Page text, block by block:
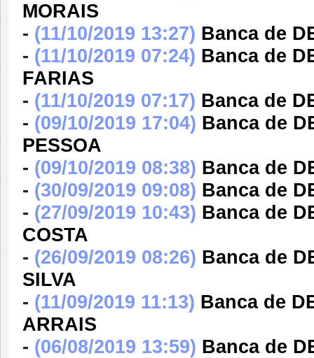
MORAIS
- (11/10/2019 13:27) Banca de
- (11/10/2019 07:24) Banca de
FARIAS
- (11/10/2019 07:17) Banca de
- (09/10/2019 17:04) Banca de
PESSOA
- (09/10/2019 08:38) Banca de
- (30/09/2019 09:08) Banca de
- (27/09/2019 10:43) Banca de
COSTA
- (26/09/2019 08:26) Banca de
SILVA
- (11/09/2019 11:13) Banca de
ARRAIS
- (06/08/2019 13:59) Banca de